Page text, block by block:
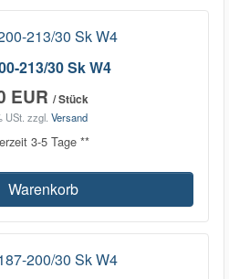
213/30 Sk W4
EUR / Stück
USt. zzgl. Versand
3-5 Tage **
Warenkorb